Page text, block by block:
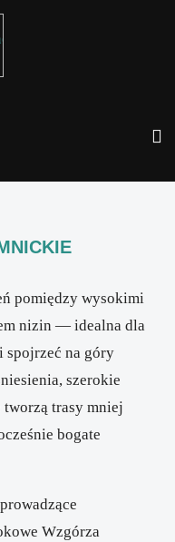
pomiędzy wysokimi
nizin — idealna dla
spojrzeć na góry
szerokie
trasy mniej
bogate
Wzgórza